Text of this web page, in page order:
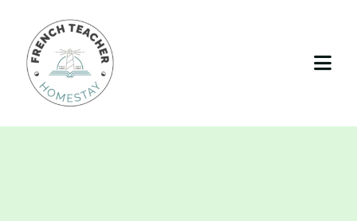
content
Curso de idiomas